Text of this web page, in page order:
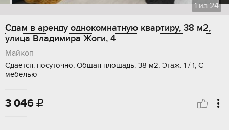
1 из 24
Сдам в аренду однокомнатную квартиру, 38 м2,
улица Владимира Жоги, 4
Майкоп
Сдается: посуточно, Общая площадь: 38 м2, Этаж: 1 / 1, С
мебелью
3 046 